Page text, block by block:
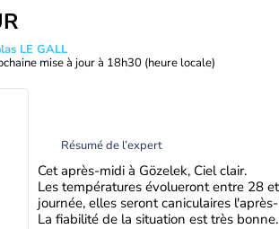
LE GALL
mise à jour à 18h30 (heure locale)
Résumé de l’expert
Cet après-midi à Gözelek, Ciel clair.
Les températures évolueront entre 28
journée, elles seront caniculaires
La fiabilité de la situation est très bonne.